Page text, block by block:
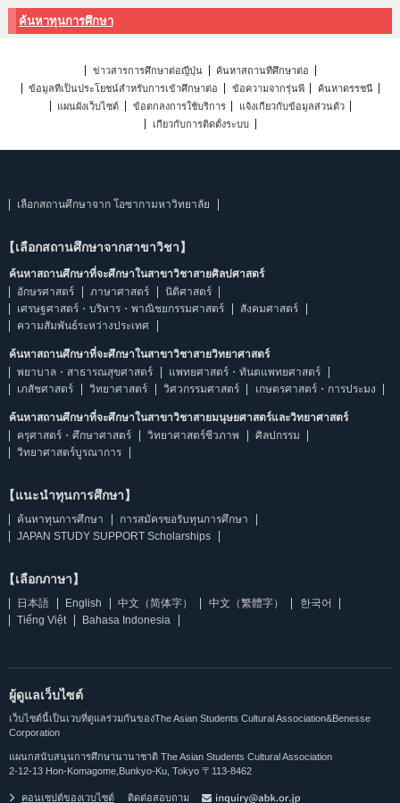
ค้นหาทุนการศึกษา
ข่าวสารการศึกษาต่อญี่ปุ่น
ค้นหาสถานที่ศึกษาต่อ
ข้อมูลที่เป็นประโยชน์สำหรับการเข้าศึกษาต่อ
ข้อความจากรุ่นพี่
ค้นหาดรรชนี
แผนผังเว็บไซต์
ข้อตกลงการใช้บริการ
แจ้งเกี่ยวกับข้อมูลส่วนตัว
เกี่ยวกับการติดตั้งระบบ
เลือกสถานศึกษาจาก โอซากามหาวิทยาลัย
【เลือกสถานศึกษาจากสาขาวิชา】
ค้นหาสถานศึกษาที่จะศึกษาในสาขาวิชาสายศิลปศาสตร์
อักษรศาสตร์
ภาษาศาสตร์
นิติศาสตร์
เศรษฐศาสตร์・บริหาร・พาณิชยกรรมศาสตร์
สังคมศาสตร์
ความสัมพันธ์ระหว่างประเทศ
ค้นหาสถานศึกษาที่จะศึกษาในสาขาวิชาสายวิทยาศาสตร์
พยาบาล・สาธารณสุขศาสตร์
แพทยศาสตร์・ทันตแพทยศาสตร์
เภสัชศาสตร์
วิทยาศาสตร์ วิศวกรรมศาสตร์ เกษตรศาสตร์・การประมง
ค้นหาสถานศึกษาที่จะศึกษาในสาขาวิชาสายมนุษยศาสตร์และวิทยาศาสตร์
ครุศาสตร์・ศึกษาศาสตร์
วิทยาศาสตร์ชีวภาพ
ศิลปกรรม
วิทยาศาสตร์บูรณาการ
【แนะนำทุนการศึกษา】
ค้นหาทุนการศึกษา
การสมัครขอรับทุนการศึกษา
JAPAN STUDY SUPPORT Scholarships
【เลือกภาษา】
日本語 English 中文（简体字） 中文（繁體字）
한국어
Tiếng Việt
Bahasa Indonesia
ผู้ดูแลเว็บไซต์
เว็บไซต์นี้เป็นเวบที่ดูแลร่วมกันของThe Asian Students Cultural Association&Benesse
Corporation
แผนกสนับสนุนการศึกษานานาชาติ The Asian Students Cultural Association
2-12-13 Hon-Komagome,Bunkyo-Ku, Tokyo 〒113-8462
คอนเซปต์ของเวบไซต์ ติดต่อสอบถาม